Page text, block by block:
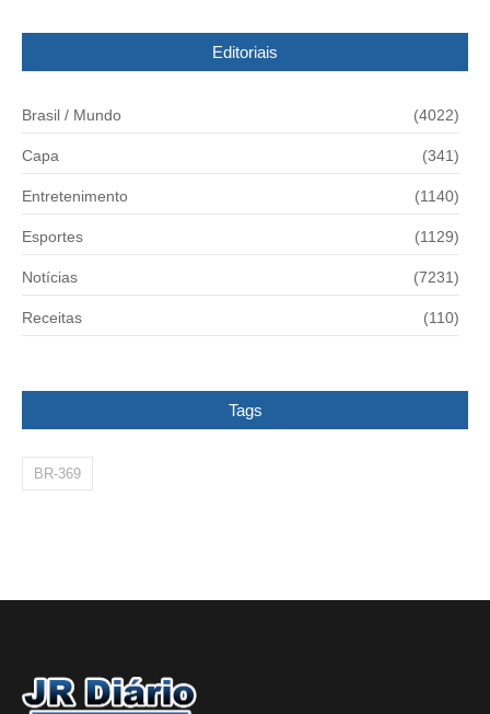
Editoriais
Brasil / Mundo (4022)
Capa (341)
Entretenimento (1140)
Esportes (1129)
Notícias (7231)
Receitas (110)
Tags
BR-369